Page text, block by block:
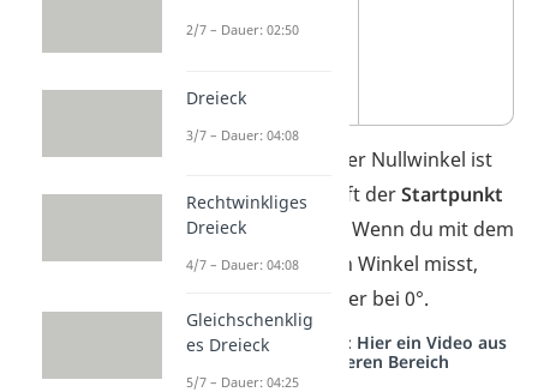
wirklich
Der Nullwinkel ist
wichtig, weil er oft derStartpunkt
beim Messen
ist. Wenn du mit dem
Geodreieck einen Winkel misst,
beginnst du immer bei 0°.
Studyflix vernetzt: Hier ein Video aus
einem anderen Bereich
2/7 – Dauer: 02:50
Dreieck
3/7 – Dauer: 04:08
Rechtwinkliges
Dreieck
4/7 – Dauer: 04:08
Gleichschenklig
es Dreieck
5/7 – Dauer: 04:25